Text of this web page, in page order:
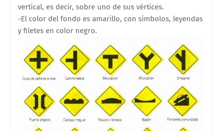
vertical, es decir, sobre uno de sus vértices.
-El color del fondo es amarillo, con símbolos, leyendas
y filetes en color negro.